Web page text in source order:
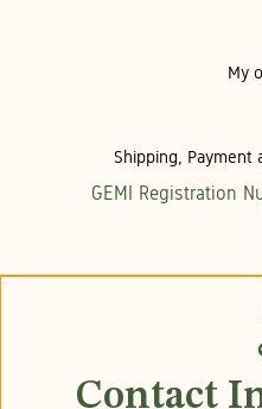
My
Shipping, Payment
GEMI Registration
Contact